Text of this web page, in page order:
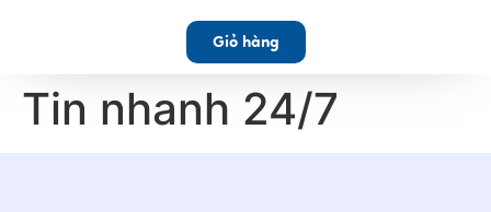
Giỏ hàng
Tin nhanh 24/7